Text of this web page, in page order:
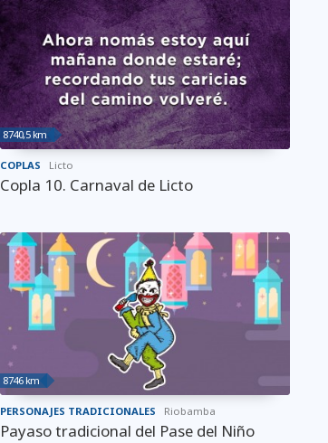
8740,5 km
COPLAS Licto
Copla 10. Carnaval de Licto
8746 km
PERSONAJES TRADICIONALES Riobamba
Payaso tradicional del Pase del Niño